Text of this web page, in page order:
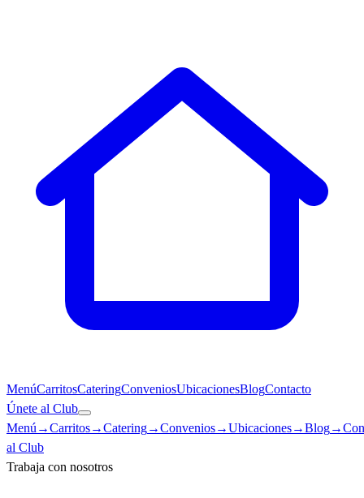
MenúCarritosCateringConveniosUbicacionesBlogContacto
Únete al Club
Menú →Carritos→Catering→Convenios→Ubicaciones→Blog→
al Club
Trabaja con nosotros